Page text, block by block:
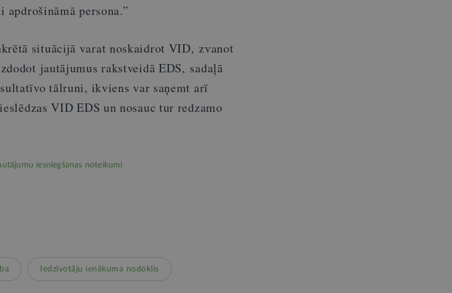
persona.”
situācijā varat noskaidrot VID, zvanot
jautājumus rakstveidā EDS, sadaļā
tālruni, ikviens var saņemt arī
VID EDS un nosauc tur redzamo
iesniegšanas noteikumi
Iedzīvotāju ienākuma nodoklis